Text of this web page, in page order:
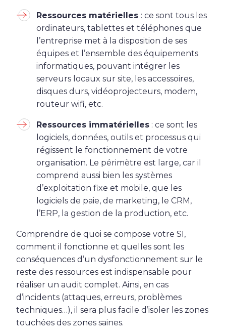
Ressources matérielles : ce sont tous les
ordinateurs, tablettes et téléphones que
l’entreprise met à la disposition de ses
équipes et l’ensemble des équipements
informatiques, pouvant intégrer les
serveurs locaux sur site, les accessoires,
disques durs, vidéoprojecteurs, modem,
routeur wifi, etc.
Ressources immatérielles : ce sont les
logiciels, données, outils et processus qui
régissent le fonctionnement de votre
organisation. Le périmètre est large, car il
comprend aussi bien les systèmes
d’exploitation fixe et mobile, que les
logiciels de paie, de marketing, le CRM,
l’ERP, la gestion de la production, etc.
Comprendre de quoi se compose votre SI,
comment il fonctionne et quelles sont les
conséquences d’un dysfonctionnement sur le
reste des ressources est indispensable pour
réaliser un audit complet. Ainsi, en cas
d’incidents (attaques, erreurs, problèmes
techniques…), il sera plus facile d’isoler les zones
touchées des zones saines.